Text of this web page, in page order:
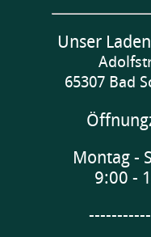
Unser
65307 Bad
Montag -
9:00 -